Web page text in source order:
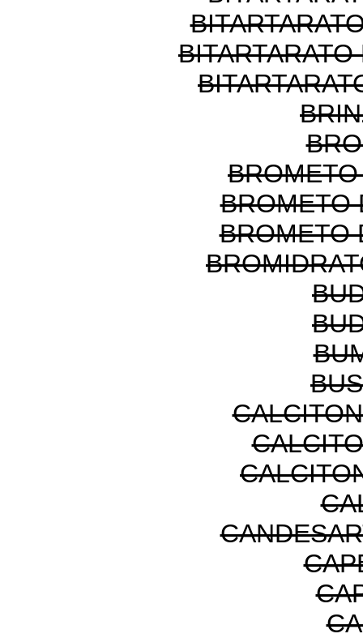
BROMETO
BROMETO